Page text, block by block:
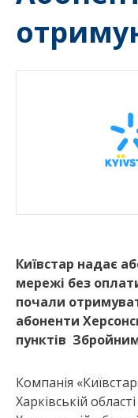
Київстар надає
мережі без
почали
абоненти
пунктів
Компанія
Харківській